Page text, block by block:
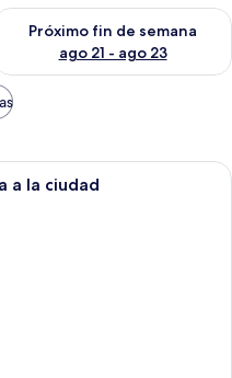
fin de semana ago 14 -
Próximo fin de semana
ago 21 - ago 23
la disponibilidad
habitación de hotel con una
a la ciudad